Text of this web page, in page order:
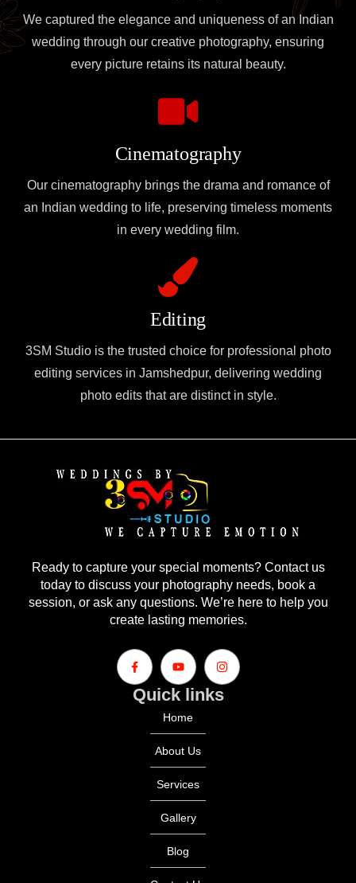
We captured the elegance and uniqueness of an Indian
wedding through our creative photography, ensuring
every picture retains its natural beauty.
Cinematography
Our cinematography brings the drama and romance of
an Indian wedding to life, preserving timeless moments
in every wedding film.
Editing
3SM Studio is the trusted choice for professional photo
editing services in Jamshedpur, delivering wedding
photo edits that are distinct in style.
Quick links
Home
About Us
Services
Gallery
Blog
Ready to capture your special moments? Contact us
today to discuss your photography needs, book a
session, or ask any questions. We’re here to help you
create lasting memories.